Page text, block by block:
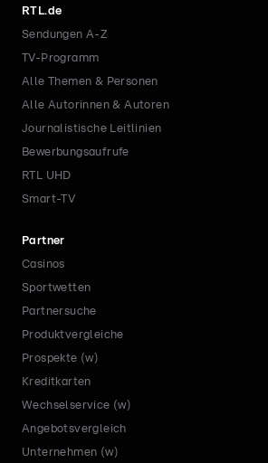
RTL.de
Sendungen A-Z
TV-Programm
Alle Themen & Personen
Alle Autorinnen & Autoren
Journalistische Leitlinien
Bewerbungsaufrufe
RTL UHD
Smart-TV
Partner
Casinos
Sportwetten
Partnersuche
Produktvergleiche
Prospekte (w)
Kreditkarten
Wechselservice (w)
Angebotsvergleich
Unternehmen (w)